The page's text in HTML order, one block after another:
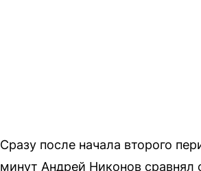
Сразу после начала второго
минут Андрей Никонов сравнял